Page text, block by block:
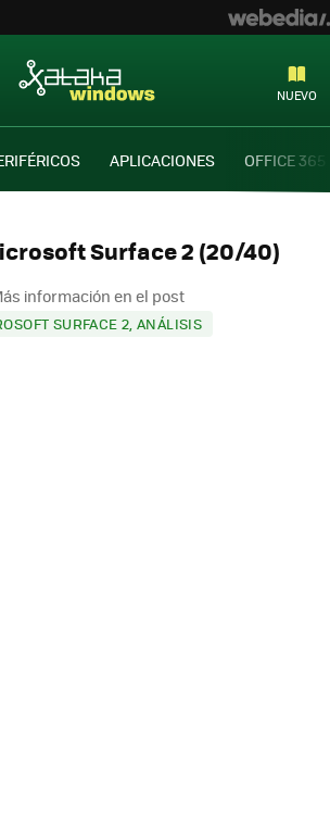
NUEVO
APLICACIONES OFFICE 365
Surface 2 (20/40)
información en el post
SURFACE 2, ANÁLISIS